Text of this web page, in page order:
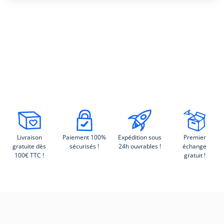
Livraison
gratuite dès
100€ TTC !
Paiement 100%
sécurisés !
Expédition sous
24h ouvrables !
Premier
échange
gratuit !